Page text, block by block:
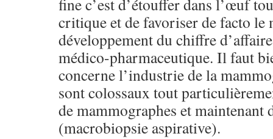
fine c’est d’étouffer dans l’œuf
critique et de favoriser de facto le
développement du chiffre
médico-pharmaceutique. Il faut
concerne l’industrie de la
sont colossaux tout
de mammographes et maintenant
(macrobiopsie aspirative).